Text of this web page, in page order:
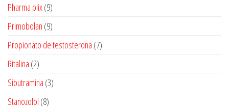
Pharma plix 99
produtos
Primobolan 99
produtos
Propionato de testosterona 77
Ritalina 22
produtos
Sibutramina 33
Stanozolol 88